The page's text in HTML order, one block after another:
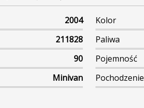
2004 Kolor
211828 Paliwa
90 Pojemność
Minivan Pochodzenie